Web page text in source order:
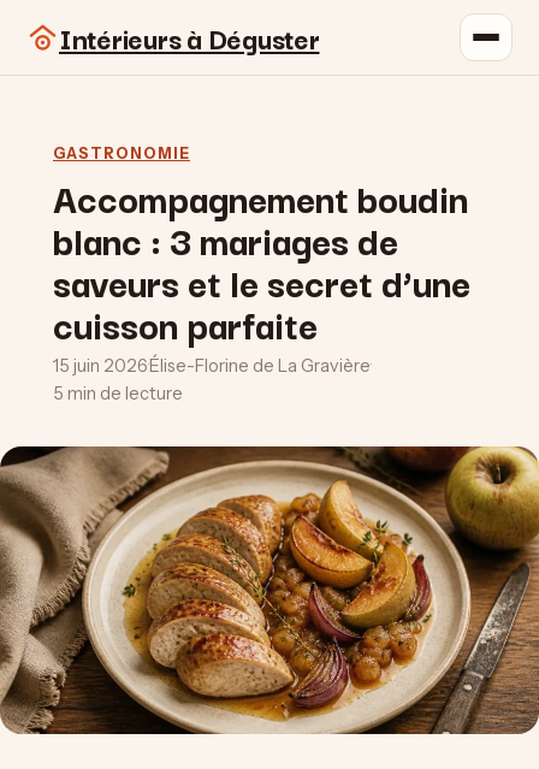
Intérieurs à Déguster
GASTRONOMIE
Accompagnement boudin
blanc : 3 mariages de
saveurs et le secret d’une
cuisson parfaite
15 juin 2026·Élise-Florine de La Gravière·
5 min de lecture